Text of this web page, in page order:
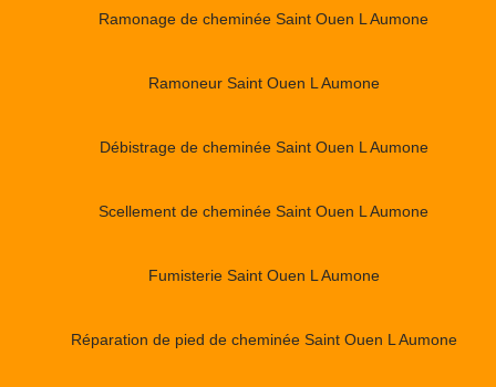
Ramonage de cheminée Saint Ouen L Aumone
Ramoneur Saint Ouen L Aumone
Débistrage de cheminée Saint Ouen L Aumone
Scellement de cheminée Saint Ouen L Aumone
Fumisterie Saint Ouen L Aumone
Réparation de pied de cheminée Saint Ouen L Aumone